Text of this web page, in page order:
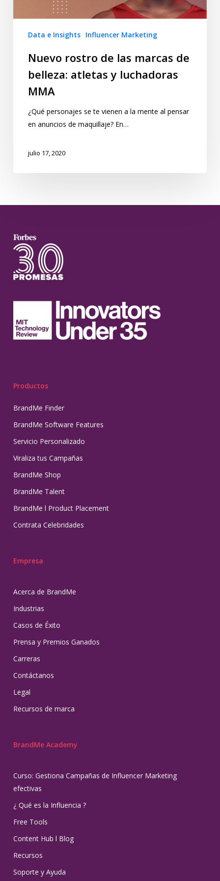
Data e Insights Influencer Marketing
Nuevo rostro de las marcas de
belleza: atletas y luchadoras
MMA
¿Qué personajes se te vienen a la mente al pensar
en anuncios de maquillaje? En…
julio 17, 2020
Productos
BrandMe Finder
BrandMe Software Features
Servicio Personalizado
Viraliza tus Campañas
BrandMe Shop
BrandMe Talent
BrandMe l Product Placement
Contrata Celebridades
Empresa
Acerca de BrandMe
Industrias
Casos de Éxito
Prensa y Premios Ganados
Carreras
Contáctanos
Legal
Recursos de marca
BrandMe Academy
Curso: Gestiona Campañas de Influencer Marketing
efectivas
¿ Qué es la Influencia ?
Free Tools
Content Hub l Blog
Recursos
Soporte y Ayuda